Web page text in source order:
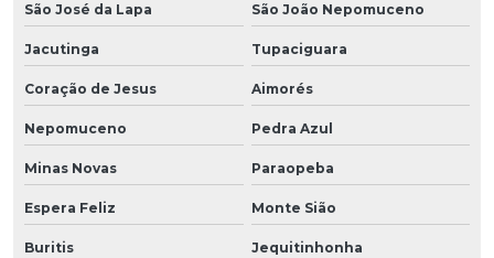
São José da Lapa São João Nepomuceno
Jacutinga Tupaciguara
Coração de Jesus Aimorés
Nepomuceno Pedra Azul
Minas Novas Paraopeba
Espera Feliz Monte Sião
Buritis Jequitinhonha